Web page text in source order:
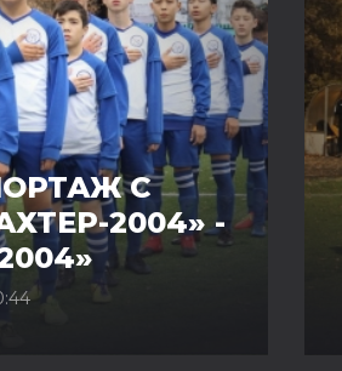
С
2004» -